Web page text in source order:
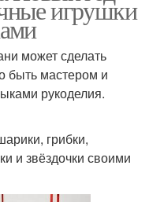
игрушки
может сделать
быть мастером и
рукоделия.
грибки,
и звёздочки своими